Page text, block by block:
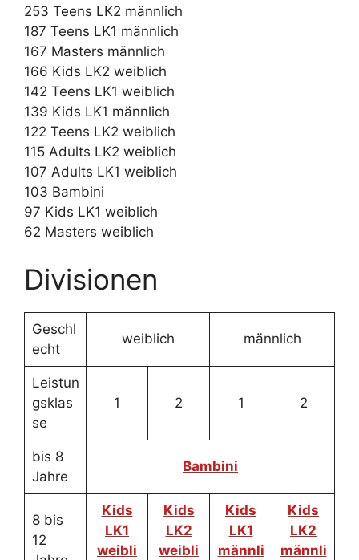
253 Teens LK2 männlich
187 Teens LK1 männlich
167 Masters männlich
166 Kids LK2 weiblich
142 Teens LK1 weiblich
139 Kids LK1 männlich
122 Teens LK2 weiblich
115 Adults LK2 weiblich
107 Adults LK1 weiblich
103 Bambini
97 Kids LK1 weiblich
62 Masters weiblich
Divisionen
Geschl
echt
weiblich männlich
Leistun
gsklas
se
1 2 1 2
bis 8
Jahre
Bambini
8 bis
12
Kids
LK1
weibli
Kids
LK2
weibli
Kids
LK1
männli
Kids
LK2
männli